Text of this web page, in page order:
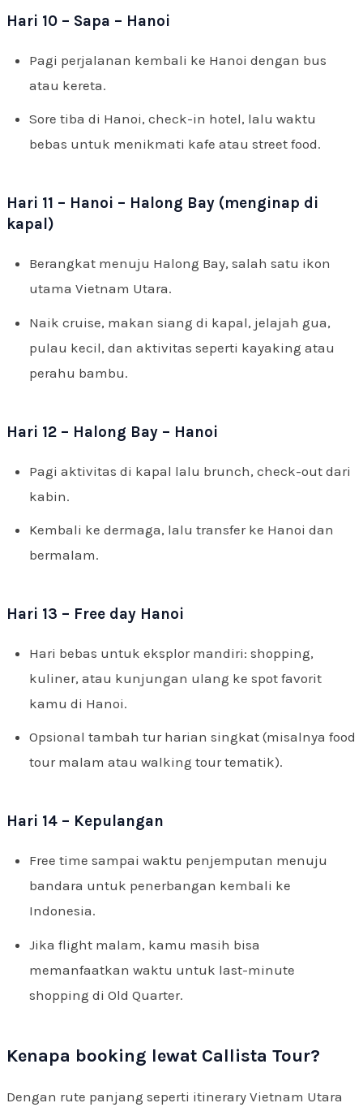
Hari 10 – Sapa – Hanoi
Pagi perjalanan kembali ke Hanoi dengan bus
atau kereta.
Sore tiba di Hanoi, check-in hotel, lalu waktu
bebas untuk menikmati kafe atau street food.
Hari 11 – Hanoi – Halong Bay (menginap di
kapal)
Berangkat menuju Halong Bay, salah satu ikon
utama Vietnam Utara.
Naik cruise, makan siang di kapal, jelajah gua,
pulau kecil, dan aktivitas seperti kayaking atau
perahu bambu.
Hari 12 – Halong Bay – Hanoi
Pagi aktivitas di kapal lalu brunch, check-out dari
kabin.
Kembali ke dermaga, lalu transfer ke Hanoi dan
bermalam.
Hari 13 – Free day Hanoi
Hari bebas untuk eksplor mandiri: shopping,
kuliner, atau kunjungan ulang ke spot favorit
kamu di Hanoi.
Opsional tambah tur harian singkat (misalnya food
tour malam atau walking tour tematik).
Hari 14 – Kepulangan
Free time sampai waktu penjemputan menuju
bandara untuk penerbangan kembali ke
Indonesia.
Jika flight malam, kamu masih bisa
memanfaatkan waktu untuk last-minute
shopping di Old Quarter.
Kenapa booking lewat Callista Tour?
Dengan rute panjang seperti itinerary Vietnam Utara